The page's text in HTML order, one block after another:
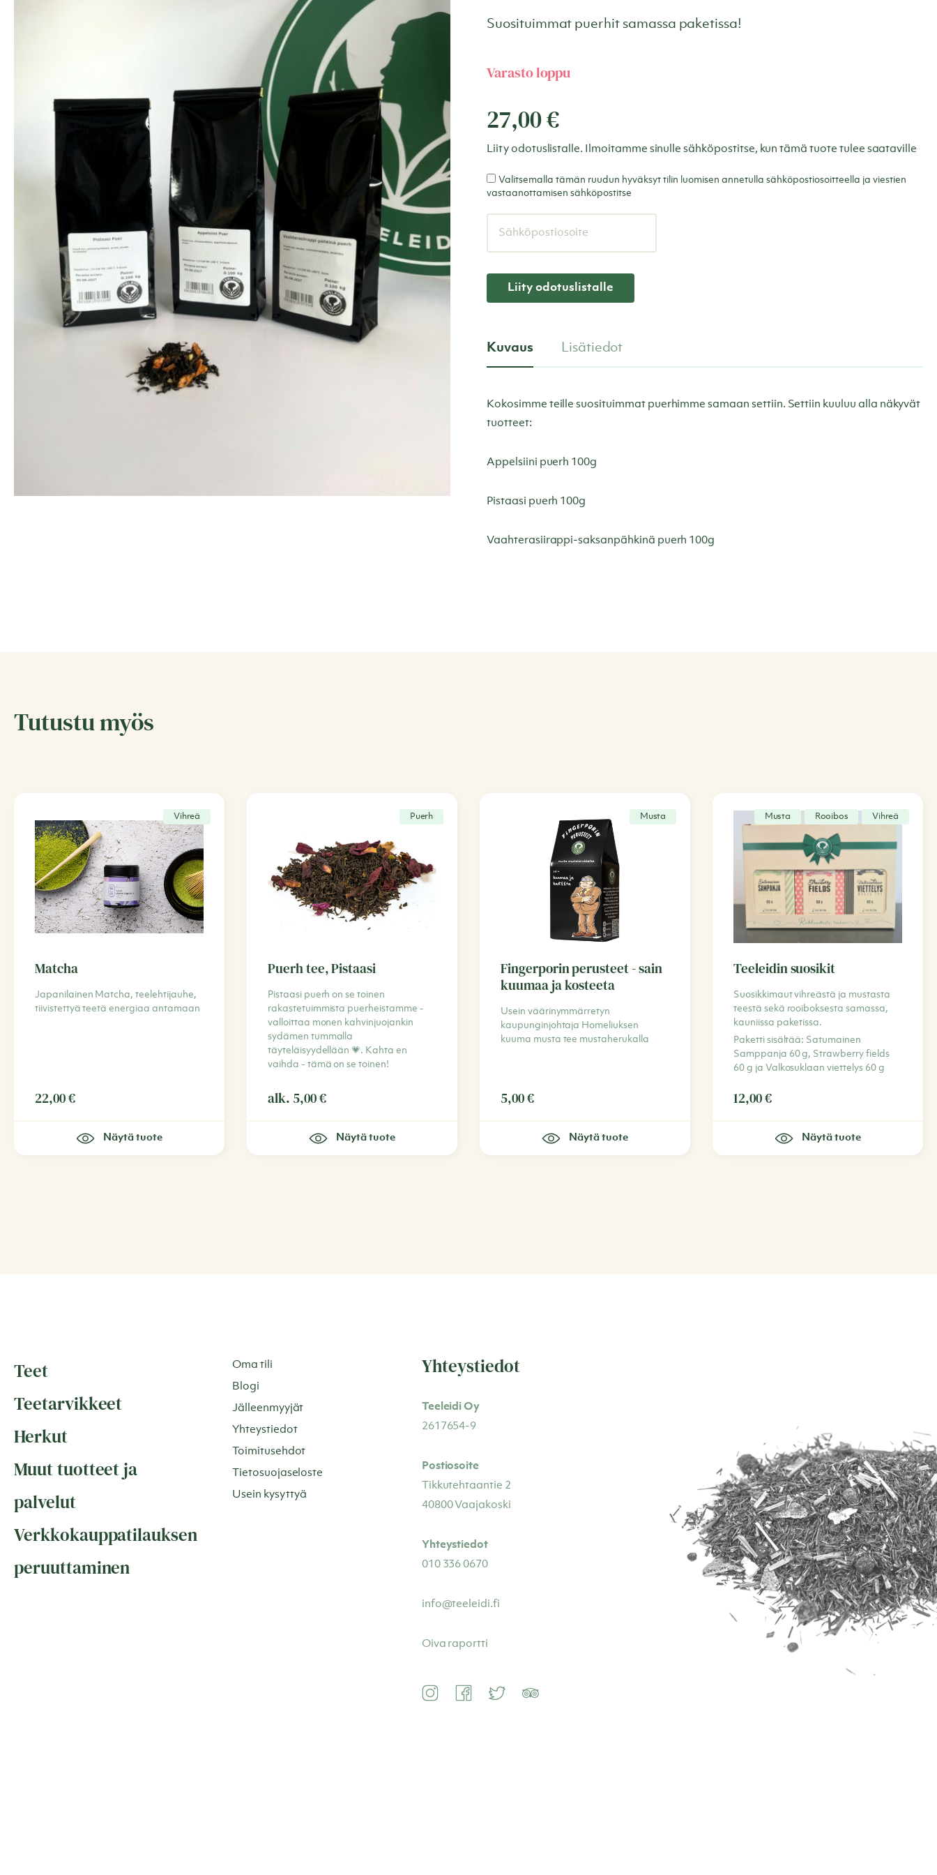
Suosituimmat puerhit samassa paketissa!
Varasto loppu
27,00€
Liity odotuslistalle. Ilmoitamme sinulle sähköpostitse, kun tämä tuote tulee saataville
Valitsemalla tämän ruudun hyväksyt tilin luomisen annetulla sähköpostiosoitteella ja viestien
vastaanottamisen sähköpostitse
Kirjoita
sähköpostiosoitteesi
odotuslistalle
Liity odotuslistalle
Kuvaus Lisätiedot
Kokosimme teille suosituimmat puerhimme samaan settiin. Settiin kuuluu alla näkyvät
tuotteet:
Appelsiini puerh 100g
Pistaasi puerh 100g
Vaahterasiirappi-saksanpähkinä puerh 100g
Tutustu myös
Vihreä
Matcha
Japanilainen Matcha, teelehtijauhe,
tiivistettyä teetä energiaa antamaan
22,00€
Näytä tuote
Puerh
Puerh tee, Pistaasi
Pistaasi puerh on se toinen
rakastetuimmista puerheistamme -
valloittaa monen kahvinjuojankin
sydämen tummalla
täyteläisyydellään 💗. Kahta en
vaihda - tämä on se toinen!
alk. 5,00€
Näytä tuote
Musta
Fingerporin perusteet - sain
kuumaa ja kosteeta
Usein väärinymmärretyn
kaupunginjohtaja Homeliuksen
kuuma musta tee mustaherukalla
5,00€
Näytä tuote
Musta Rooibos Vihreä
Teeleidin suosikit
Suosikkimaut vihreästä ja mustasta
teestä sekä rooiboksesta samassa,
kauniissa paketissa.
Paketti sisältää: Satumainen
Samppanja 60 g, Strawberry fields
60 g ja Valkosuklaan viettelys 60 g
12,00€
Näytä tuote
Teet
Teetarvikkeet
Herkut
Muut tuotteet ja
palvelut
Verkkokauppatilauksen
peruuttaminen
Oma tili
Blogi
Jälleenmyyjät
Yhteystiedot
Toimitusehdot
Tietosuojaseloste
Usein kysyttyä
Yhteystiedot
Teeleidi Oy
2617654-9
Postiosoite
Tikkutehtaantie 2
40800 Vaajakoski
Yhteystiedot
010 336 0670
info@teeleidi.fi
Oiva raportti
InstagramFacebookTwitter TripAdvisor